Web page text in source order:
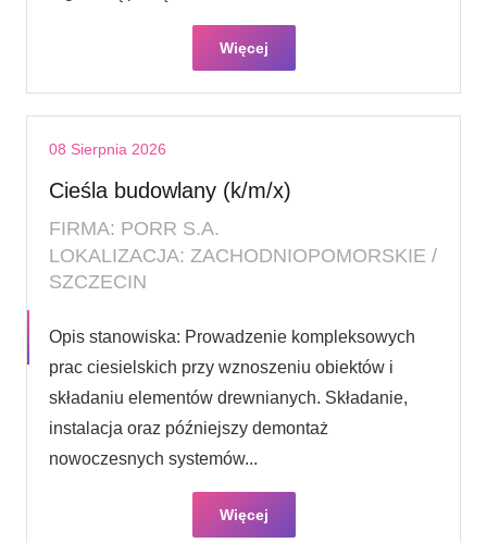
Więcej
08 Sierpnia 2026
Cieśla budowlany (k/m/x)
FIRMA: PORR S.A.
LOKALIZACJA: ZACHODNIOPOMORSKIE /
SZCZECIN
Opis stanowiska: Prowadzenie kompleksowych
prac ciesielskich przy wznoszeniu obiektów i
składaniu elementów drewnianych. Składanie,
instalacja oraz późniejszy demontaż
nowoczesnych systemów...
Więcej